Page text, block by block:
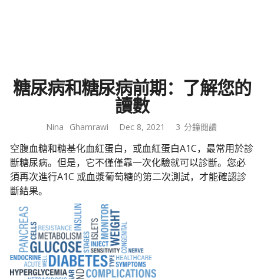
糖尿病和糖尿病前期：了解您的
讀數
Nina Ghamrawi Dec 8, 2021 3 分鐘閱讀
空腹血糖和糖基化血紅蛋白，或血紅蛋白A1C，最常用於診
斷糖尿病。但是，它不僅僅靠一次化驗就可以診斷。您必
須再次進行A1C 或血漿葡萄糖的第二次測試，才能確認診
斷結果。